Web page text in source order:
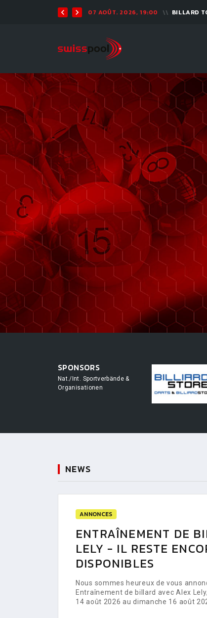
07 AOÛT. 2026, 19:00 BILLARD
SPONSORS
Nat./Int. Sportverbände &
Organisationen
NEWS
ANNONCES
ENTRAÎNEMENT DE
LELY - IL RESTE
DISPONIBLES
Nous sommes heureux de vous
Entraînement de billard avec Alex
14 août 2026 au dimanche 16 août